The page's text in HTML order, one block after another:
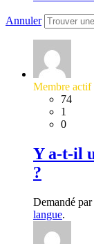
Annuler
Membre actif
74
1
0
Y a-t-il
?
Demandé par
langue.